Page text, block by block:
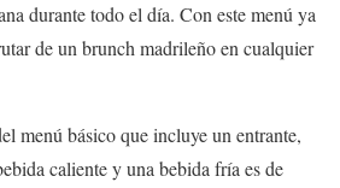
durante todo el día. Con este menú ya
de un brunch madrileño en cualquier
menú básico que incluye un entrante,
caliente y una bebida fría es de